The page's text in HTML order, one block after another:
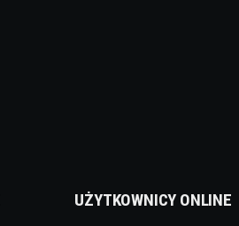
UŻYTKOWNICY ONLINE